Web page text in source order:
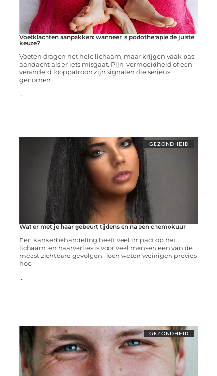
Voetklachten aanpakken: wanneer is podotherapie de juiste
keuze?
Voeten dragen het hele lichaam, maar krijgen vaak pas
aandacht als er iets misgaat. Pijn, vermoeidheid of een
veranderd looppatroon zijn signalen die serieus
genomen
...
GEZONDHEID
Wat er met je haar gebeurt tijdens en na een chemokuur
Een kankerbehandeling heeft veel impact op het
lichaam, en haarverlies is voor veel mensen een van de
meest zichtbare gevolgen. Toch weten weinigen precies
hoe
...
GEZONDHEID